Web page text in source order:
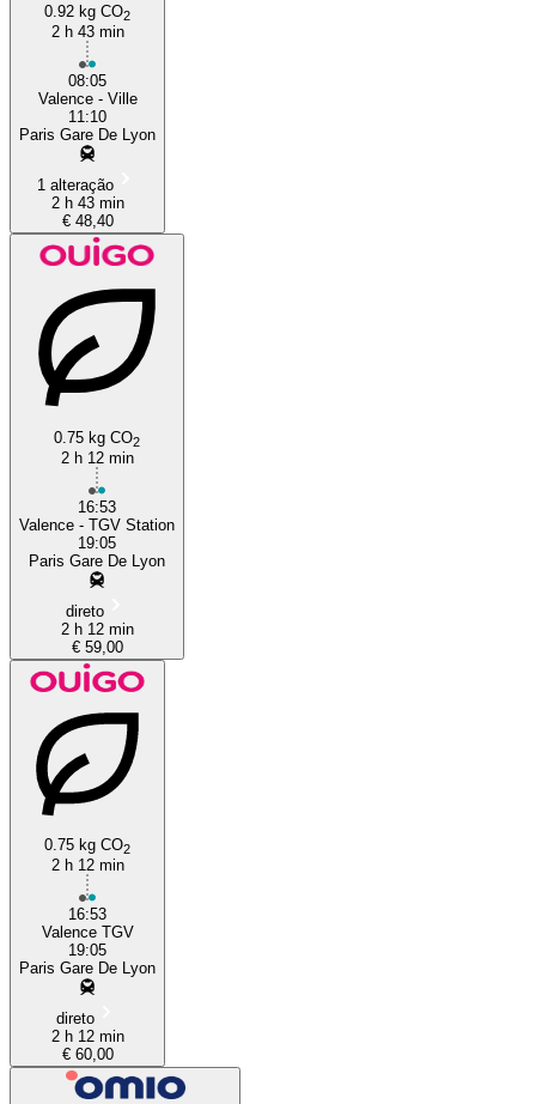
0.92 kg CO2
2 h 43 min
08:05
Valence - Ville
11:10
Paris Gare De Lyon
1 alteração
2 h 43 min
€ 48,40
0.75 kg CO2
2 h 12 min
16:53
Valence - TGV Station
19:05
Paris Gare De Lyon
direto
2 h 12 min
€ 59,00
0.75 kg CO2
2 h 12 min
16:53
Valence TGV
19:05
Paris Gare De Lyon
direto
2 h 12 min
€ 60,00